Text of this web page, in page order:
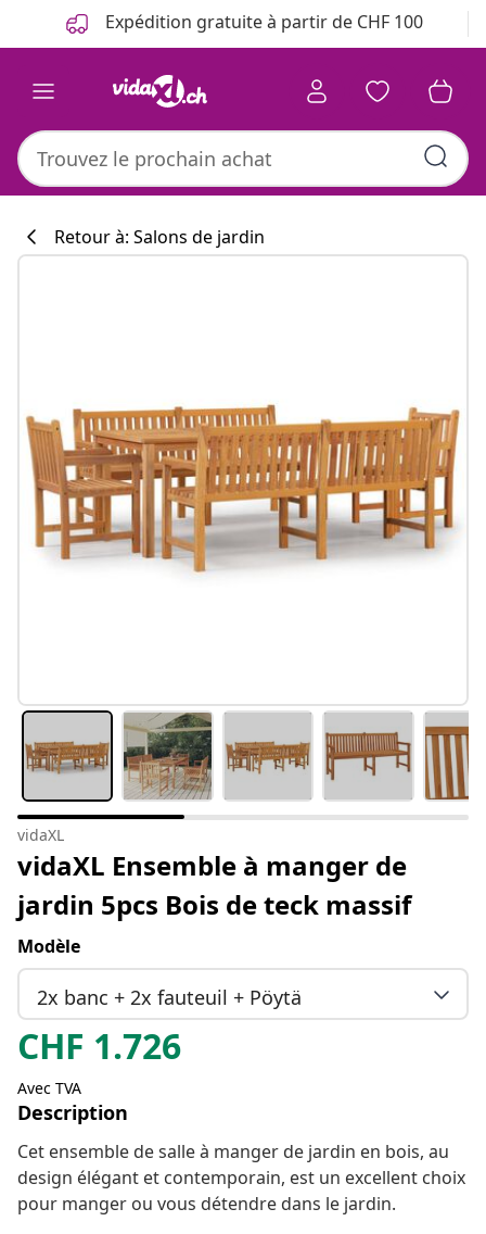
Précédent Expédition gratuite à partir de CHF 100
Retour à: Salons de jardin
vidaXL
vidaXL Ensemble à manger de
jardin 5pcs Bois de teck massif
Modèle
2x banc + 2x fauteuil + Pöytä
CHF 1.726
Avec TVA
Description
Cet ensemble de salle à manger de jardin en bois, au
design élégant et contemporain, est un excellent choix
pour manger ou vous détendre dans le jardin.